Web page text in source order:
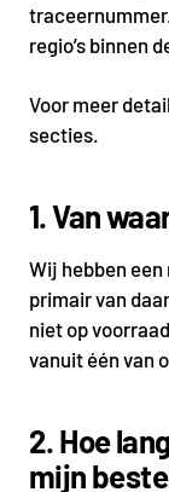
regio’s binnen
Voor meer
secties.
1. Van
Wij hebben
primair van
niet op
vanuit één van
2. Hoe
mijn